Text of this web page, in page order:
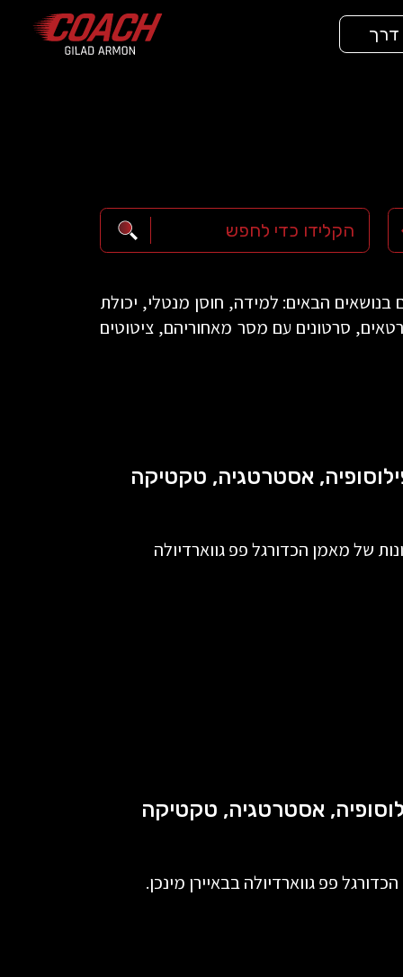
דרך
הבאים: למידה, חוסן מנטלי, יכולת
סרטונים עם מסר מאחוריהם, ציטוטים
של מאמן הכדורגל פפ גווארדיולה
פפ גווארדיולה בבאיירן מינכן.